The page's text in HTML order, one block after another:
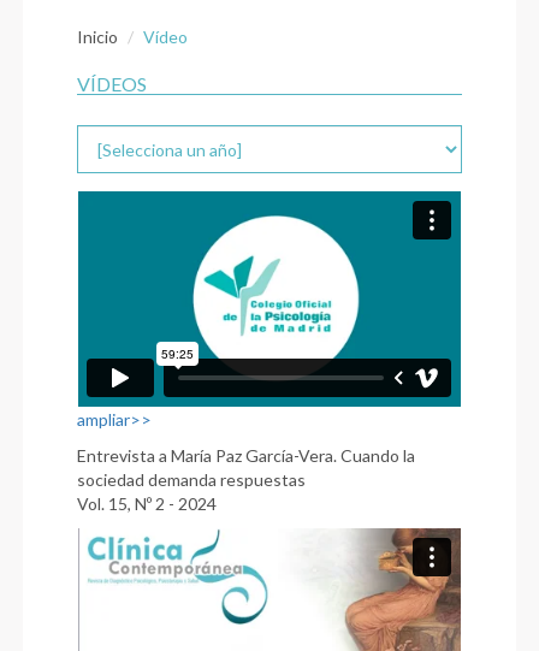
Inicio Vídeo
VÍDEOS
ampliar>>
Entrevista a María Paz García-Vera. Cuando la
sociedad demanda respuestas
Vol. 15, Nº 2 - 2024